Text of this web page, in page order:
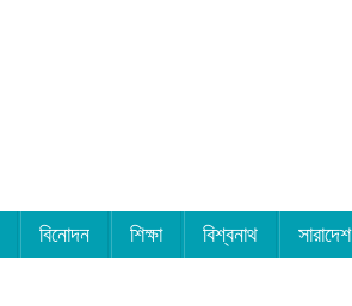
বিনোদন শিক্ষা বিশ্বনাথ সারাদেশ